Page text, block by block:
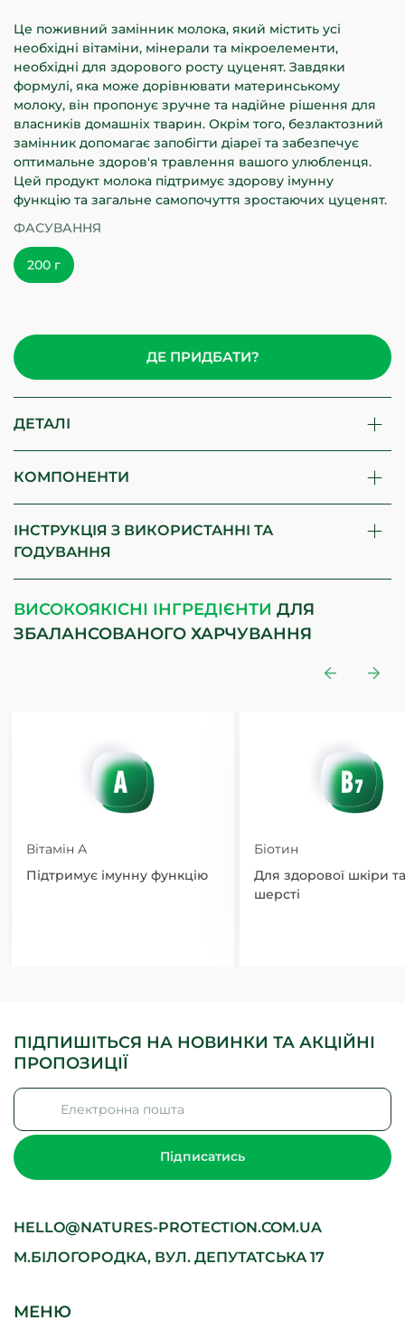
Це поживний замінник молока, який містить усі
необхідні вітаміни, мінерали та мікроелементи,
необхідні для здорового росту цуценят. Завдяки
формулі, яка може дорівнювати материнському
молоку, він пропонує зручне та надійне рішення для
власників домашніх тварин. Окрім того, безлактозний
замінник допомагає запобігти діареї та забезпечує
оптимальне здоров'я травлення вашого улюбленця.
Цей продукт молока підтримує здорову імунну
функцію та загальне самопочуття зростаючих цуценят.
ФАСУВАННЯ
200 г
ДЕ ПРИДБАТИ?
ДЕТАЛІ
КОМПОНЕНТИ
ІНСТРУКЦІЯ З ВИКОРИСТАННІ ТА
ГОДУВАННЯ
ВИСОКОЯКІСНІ ІНГРЕДІЄНТИ ДЛЯ
ЗБАЛАНСОВАНОГО ХАРЧУВАННЯ
Вітамін А
Підтримує імунну функцію
Біотин
Для здорової шкіри та
шерсті
HELLO@NATURES-PROTECTION.COM.UA
М.БІЛОГОРОДКА, ВУЛ. ДЕПУТАТСЬКА 17
ПІДПИШІТЬСЯ НА НОВИНКИ ТА АКЦІЙНІ
ПРОПОЗИЦІЇ
Підписатись
МЕНЮ